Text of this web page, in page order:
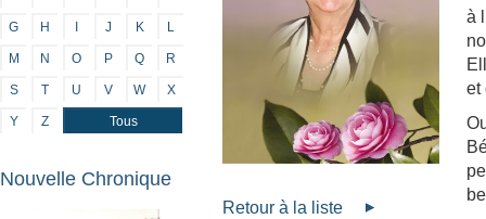
G H I J K L
M N O P Q R
S T U V W X
Y Z Tous
Retour à la liste
à
et
Nouvelle Chronique